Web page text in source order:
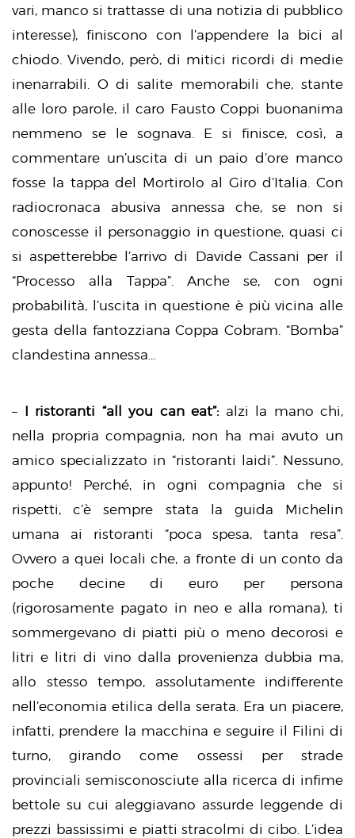
vari, manco si trattasse di una notizia di pubblico
interesse), finiscono con l’appendere la bici al
chiodo. Vivendo, però, di mitici ricordi di medie
inenarrabili. O di salite memorabili che, stante
alle loro parole, il caro Fausto Coppi buonanima
nemmeno se le sognava. E si finisce, così, a
commentare un’uscita di un paio d’ore manco
fosse la tappa del Mortirolo al Giro d’Italia. Con
radiocronaca abusiva annessa che, se non si
conoscesse il personaggio in questione, quasi ci
si aspetterebbe l’arrivo di Davide Cassani per il
“Processo alla Tappa”. Anche se, con ogni
probabilità, l’uscita in questione è più vicina alle
gesta della fantozziana Coppa Cobram. “Bomba”
clandestina annessa…
– I ristoranti “all you can eat”: alzi la mano chi,
nella propria compagnia, non ha mai avuto un
amico specializzato in “ristoranti laidi”. Nessuno,
appunto! Perché, in ogni compagnia che si
rispetti, c’è sempre stata la guida Michelin
umana ai ristoranti “poca spesa, tanta resa”.
Ovvero a quei locali che, a fronte di un conto da
poche decine di euro per persona
(rigorosamente pagato in neo e alla romana), ti
sommergevano di piatti più o meno decorosi e
litri e litri di vino dalla provenienza dubbia ma,
allo stesso tempo, assolutamente indifferente
nell’economia etilica della serata. Era un piacere,
infatti, prendere la macchina e seguire il Filini di
turno, girando come ossessi per strade
provinciali semisconosciute alla ricerca di infime
bettole su cui aleggiavano assurde leggende di
prezzi bassissimi e piatti stracolmi di cibo. L’idea